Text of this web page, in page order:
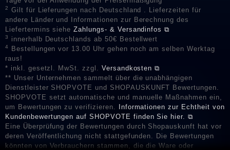
2
Gilt für Lieferungen nach Deutschland . Lieferzeiten für
andere Länder und Informationen zur Berechnung des
Liefertermins sieheZahlungs- & Versandinfos ⧉
3 innerhalb Deutschlands ab 50€ Bestellwert
4
Bestellungen vor 13.00 Uhr gehen noch am selben Werktag
raus!
* inkl. gesetzl. MwSt. zzgl. Versandkosten ⧉
** Unser Unternehmen sammelt über die unabhängigen
Dienstleister SHOPVOTE und SHOPAUSKUNFT Bewertungen.
SHOPVOTE setzt automatische und manuelle Maßnahmen ein,
um Bewertungen zu verifizieren.
Informationen zur Echtheit von
Kundenbewertungen auf SHOPVOTE finden Sie hier. ⧉
Eine Überprüfung der Bewertungen durch Shopauskunft hat vor
deren Veröffentlichung nicht stattgefunden. Die Bewertungen
könnten von Verbrauchern stammen, die die Ware oder